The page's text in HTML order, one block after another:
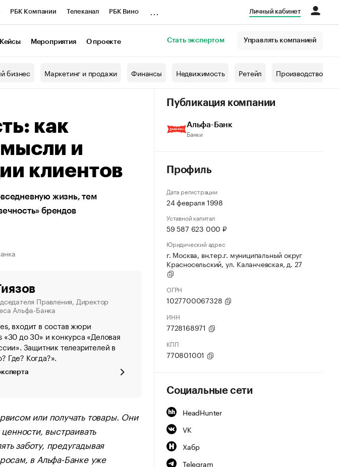
РБК Компании Телеканал РБК Вино Личный кабинет
Кейсы Мероприятия О проекте Стать экспертом Управлять компанией
бизнес Маркетинг и продажи Финансы Недвижимость Ретейл Производство
как
и
клиентов
жизнь, тем
брендов
Правления, Директор
Альфа-Банка
входит в состав жюри
«30 до 30» и конкурса «Деловая
Защитник телезрителей в
Где? Когда?».
или получать товары. Они
выстраивать
заботу, предугадывая
в Альфа-Банке уже
Публикация компании
Альфа-Банк
Банки
Профиль
Дата регистрации
24 февраля 1998
Уставной капитал
59 587 623 000 ₽
Юридический адрес
г. Москва, вн.тер.г. муниципальный округ
Красносельский, ул. Каланчевская, д. 27
ОГРН
1027700067328
ИНН
7728168971
КПП
770801001
Социальные сети
HeadHunter
VK
Хабр
Telegram